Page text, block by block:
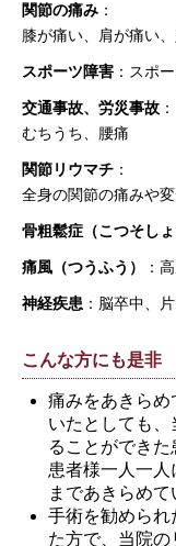
関節の痛み ：
膝が痛い、肩が痛い
スポーツ障害 ：スポ
交通事故、労災事故 ：
むちうち、腰痛
関節リウマチ ：
全身の関節の痛みや
骨粗鬆症（こつそしょ
痛風（つうふう） ：
神経疾患 ：脳卒中、
こんな方にも是非
痛みをあきらめ
いたとしても
ることができた
患者様一人一
まであきらめて
手術を勧められ
た方で、当院